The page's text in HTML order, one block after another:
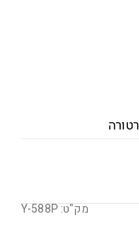
מק"ט: Y-588P